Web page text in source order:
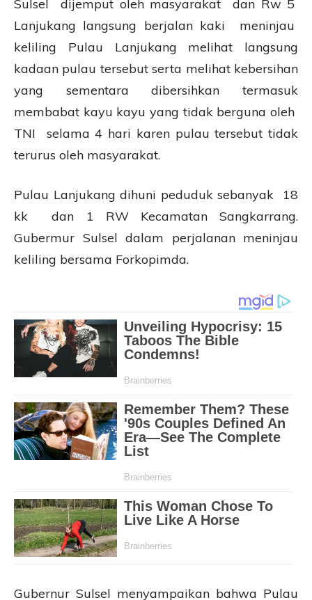
Sulsel dijemput oleh masyarakat dan Rw 5
Lanjukang langsung berjalan kaki meninjau
keliling Pulau Lanjukang melihat langsung
kadaan pulau tersebut serta melihat kebersihan
yang sementara dibersihkan termasuk
membabat kayu kayu yang tidak berguna oleh
TNI selama 4 hari karen pulau tersebut tidak
terurus oleh masyarakat.
Pulau Lanjukang dihuni peduduk sebanyak 18
kk dan 1 RW Kecamatan Sangkarrang.
Gubermur Sulsel dalam perjalanan meninjau
keliling bersama Forkopimda.
Gubernur Sulsel menyampaikan bahwa Pulau